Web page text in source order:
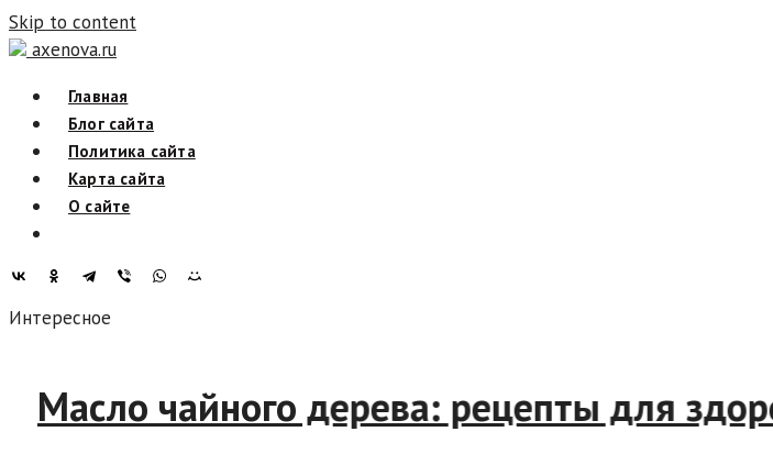
Skip to content
axenova.ru
Главная
Блог сайта
Политика сайта
Карта сайта
О сайте
Интересное
Масло чайного дерева: рецепты для